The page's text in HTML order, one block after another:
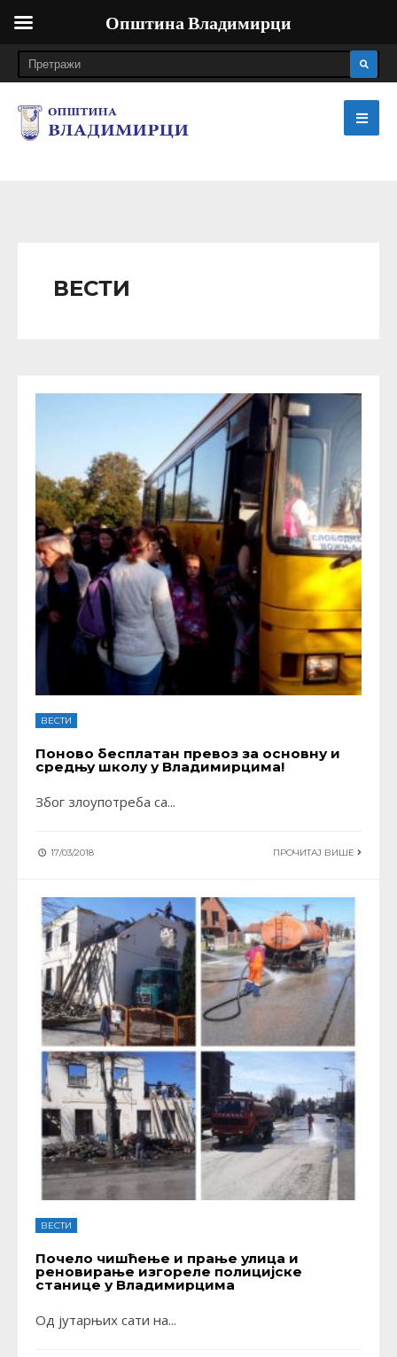
ВЕСТИ
ВЕСТИ
Поново бесплатан превоз за основну и
средњу школу у Владимирцима!
Због злоупотреба са...
17/03/2018 ПРОЧИТАЈ ВИШЕ
ВЕСТИ
Почело чишћење и прање улица и
реновирање изгореле полицијске
станице у Владимирцима
Од јутарњих сати на...
Општина Владимирци